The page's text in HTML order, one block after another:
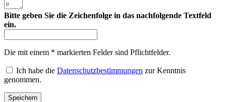
Bitte geben Sie die Zeichenfolge in das nachfolgende Textfeld
ein.
Die mit einem * markierten Felder sind Pflichtfelder.
Ich habe die Datenschutzbestimmungen zur Kenntnis
genommen.
Speichern